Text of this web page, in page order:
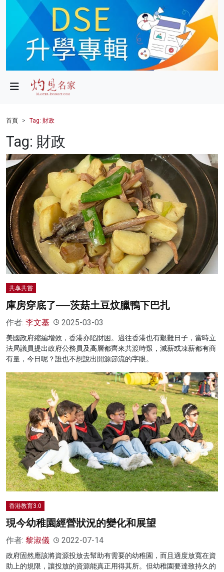
政局
財經
健康
商業
科技
影片
名家榜
灼見活動
首頁 Tag: 財政
Tag: 財政
共享共嘗
庫房穿底了──茨菇土豆炆臘鴨下巴扎
作者: 李文基 2025-03-03
美國政府縮編增效，香港亦陷財困。過往香港也有艱難日子，當時立
法局議員提出政府公務員及高層都齊來共渡時艱，減薪或凍薪都有商
有量，今日呢？誰也不想說出開源節流的字眼。
香港教育3.0
現今幼稚園經營狀況的變化和展望
作者: 黎淑儀 2022-07-14
政府固然應該將資源投放去幫助有需要的幼稚園，而且適度放寬在資
助上的規限，讓投放的資源能真正用得其所。但幼稚園要達致持久的